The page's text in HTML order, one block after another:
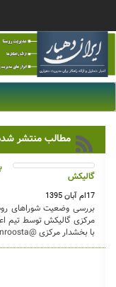
مطالب منتشر
گالیکش
17ام آبان 1395
بررسی وضعیت شوراهای
مرکزی گالیکش توسط تیم
با بخشدار مرکزی @Golestanroosta